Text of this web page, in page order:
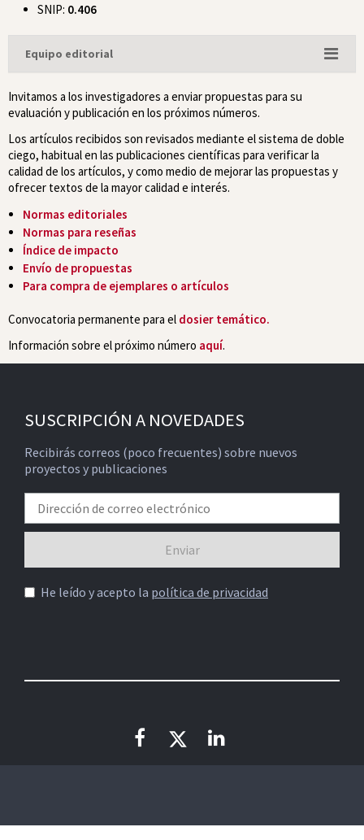
SNIP: 0.406
Equipo editorial
Invitamos a los investigadores a enviar propuestas para su
evaluación y publicación en los próximos números.
Los artículos recibidos son revisados mediante el sistema de doble
ciego, habitual en las publicaciones científicas para verificar la
calidad de los artículos, y como medio de mejorar las propuestas y
ofrecer textos de la mayor calidad e interés.
Normas editoriales
Normas para reseñas
Índice de impacto
Envío de propuestas
Para compra de ejemplares o artículos
Convocatoria permanente para el dosier temático.
Información sobre el próximo número aquí.
SUSCRIPCIÓN A NOVEDADES
Recibirás correos (poco frecuentes) sobre nuevos
proyectos y publicaciones
He leído y acepto la política de privacidad